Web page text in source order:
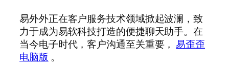
易外外正在客户服务技术领域掀起波澜，致
力于成为易软科技打造的便捷聊天助手。在
当今电子时代，客户沟通至关重要，易歪歪
电脑版 。